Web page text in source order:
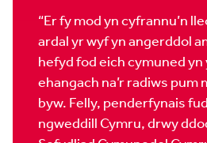
“Er fy mod yn cyfrannu’n
ardal yr wyf yn angerddol
hefyd fod eich cymuned
ehangach na’r radiws pum
byw. Felly, penderfynais
ngweddill Cymru, drwy